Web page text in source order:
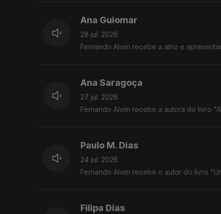
Ana Guiomar
28 jul. 2026
Fernando Alvim recebe a atriz e
Ana Saragoça
27 jul. 2026
Fernando Alvim recebe a autora do livro
Paulo M. Dias
24 jul. 2026
Fernando Alvim recebe o autor do livro
Filipa Dias